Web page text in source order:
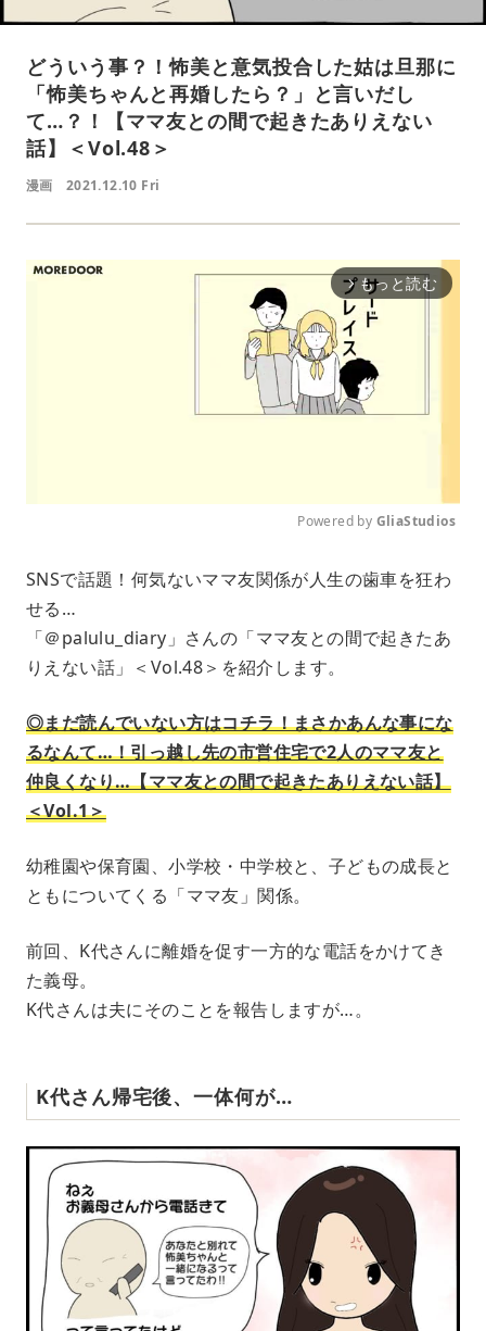
どういう事？！怖美と意気投合した姑は旦那に
「怖美ちゃんと再婚したら？」と言いだし
て…？！【ママ友との間で起きたありえない
話】＜Vol.48＞
漫画 2021.12.10 Fri
arrow_forward_ios もっと読む
u
e
Powered by GliaStudios
SNSで話題！何気ないママ友関係が人生の歯車を狂わ
せる…
「＠palulu_diary」さんの「ママ友との間で起きたあ
りえない話」＜Vol.48＞を紹介します。
◎まだ読んでいない方はコチラ！まさかあんな事にな
るなんて…！引っ越し先の市営住宅で2人のママ友と
仲良くなり…【ママ友との間で起きたありえない話】
＜Vol.1＞
幼稚園や保育園、小学校・中学校と、子どもの成長と
ともについてくる「ママ友」関係。
前回、K代さんに離婚を促す一方的な電話をかけてき
た義母。
K代さんは夫にそのことを報告しますが…。
K代さん帰宅後、一体何が…